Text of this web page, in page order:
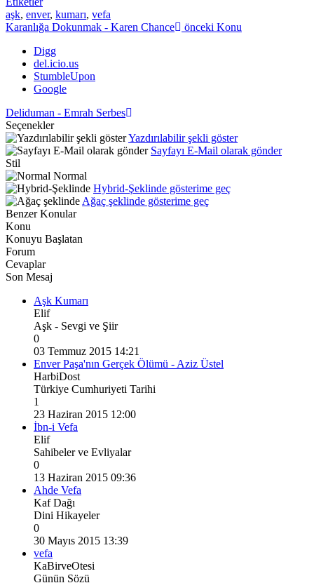
aşk, enver, kumarı, vefa
Karanlığa Dokunmak - Karen Chance
önceki Konu
Digg
del.icio.us
StumbleUpon
Google
Deliduman - Emrah Serbes
Seçenekler
Yazdırılabilir şekli göster
Sayfayı E-Mail olarak gönder
Stil
Normal
Hybrid-Şeklinde gösterime geç
Ağaç şeklinde gösterime geç
Benzer Konular
Konu
Konuyu Başlatan
Forum
Cevaplar
Son Mesaj
Aşk Kumarı
Elif
Aşk - Sevgi ve Şiir
0
03 Temmuz 2015 14:21
Enver Paşa'nın Gerçek Ölümü - Aziz Üstel
HarbiDost
Türkiye Cumhuriyeti Tarihi
1
23 Haziran 2015 12:00
İbn-i Vefa
Elif
Sahibeler ve Evliyalar
0
13 Haziran 2015 09:36
Ahde Vefa
Kaf Dağı
Dini Hikayeler
0
30 Mayıs 2015 13:39
vefa
KaBirveOtesi
Günün Sözü